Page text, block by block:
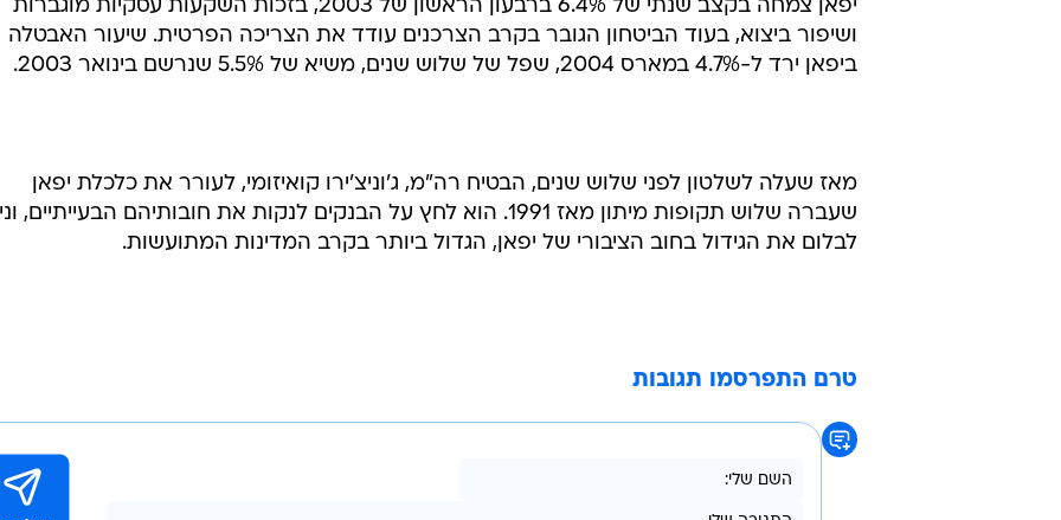
יפאן צמחה בקצב שנתי של 6.4% ברבעון הראשון של 2003, בזכות השקעות עסקיות מוגברות
ושיפור ביצוא, בעוד הביטחון הגובר בקרב הצרכנים עודד את הצריכה הפרטית. שיעור האבטלה
ביפאן ירד ל-4.7% במארס 2004, שפל של שלוש שנים, משיא של 5.5% שנרשם בינואר 2003.
מאז שעלה לשלטון לפני שלוש שנים, הבטיח רה"מ, ג'וניצ'ירו קואיזומי, לעורר את כלכלת יפאן
שעברה שלוש תקופות מיתון מאז 1991. הוא לחץ על הבנקים לנקות את חובותיהם הבעייתיים,
לבלום את הגידול בחוב הציבורי של יפאן, הגדול ביותר בקרב המדינות המתועשות.
טרם התפרסמו תגובות